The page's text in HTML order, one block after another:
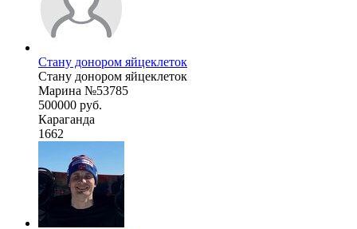
Стану донором яйцеклеток
Стану донором яйцеклеток
Марина №53785
500000 руб.
Караганда
1662